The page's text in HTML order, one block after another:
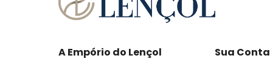
A Empório do Lençol
Sua Conta